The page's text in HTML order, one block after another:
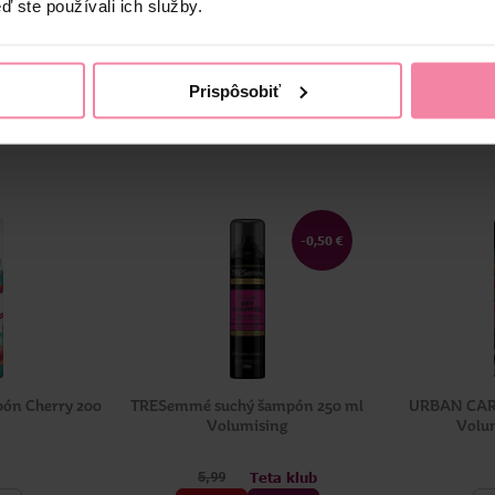
ste používali ich služby.
Prispôsobiť
kategórie.
Cherry 200
-0,50 €
TRESemmé suchý šampón 250 ml
Volumising
5,99 Teta klub
URBAN